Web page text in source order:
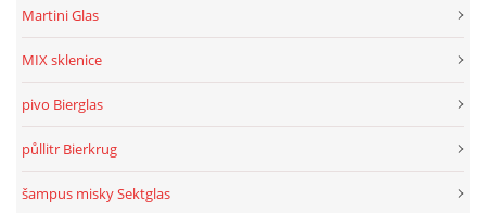
Martini Glas
MIX sklenice
pivo Bierglas
půllitr Bierkrug
šampus misky Sektglas